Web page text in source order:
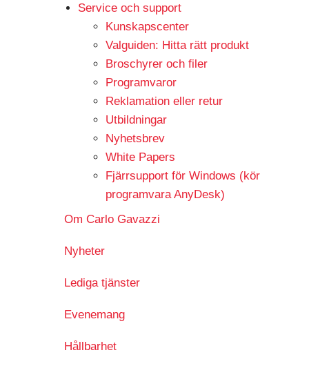
Service och support
Kunskapscenter
Valguiden: Hitta rätt produkt
Broschyrer och filer
Programvaror
Reklamation eller retur
Utbildningar
Nyhetsbrev
White Papers
Fjärrsupport för Windows (kör
programvara AnyDesk)
Om Carlo Gavazzi
Nyheter
Lediga tjänster
Evenemang
Hållbarhet